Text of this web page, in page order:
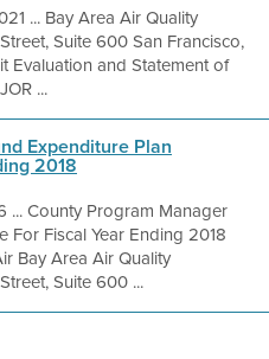
... Bay Area Air Quality
Suite 600 San Francisco,
Evaluation and Statement of
...
Expenditure Plan
2018
... County Program Manager
For Fiscal Year Ending 2018
Bay Area Air Quality
Suite 600 ...